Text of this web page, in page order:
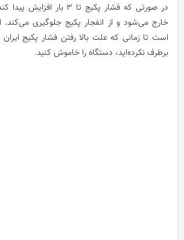
در صورتی که فشار پکیج تا 3
خارج می‌شود و از انفجار پکیج جلوگیری می‌کند.
است تا زمانی که علت بالا رفتن فشار پکیج ایران
برطرف نکرده‌اید، دستگاه را خاموش کنید.